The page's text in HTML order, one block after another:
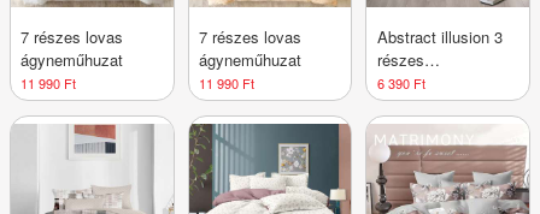
7 részes lovas
ágyneműhuzat
11 990 Ft
7 részes lovas
ágyneműhuzat
11 990 Ft
Abstract illusion 3
részes
ágyneműhuzat
6 390 Ft